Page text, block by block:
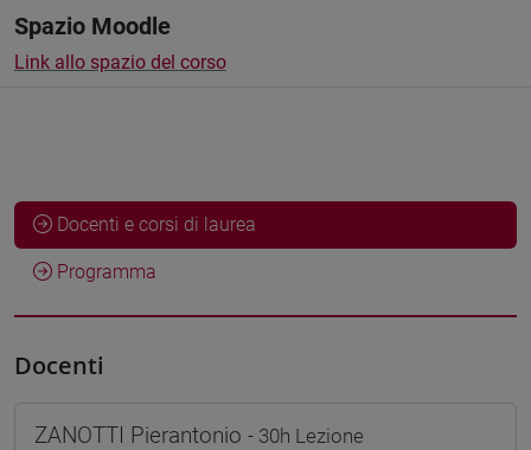
Spazio Moodle
Link allo spazio del corso
Docenti e corsi di laurea
Programma
Docenti
ZANOTTI Pierantonio - 30h Lezione